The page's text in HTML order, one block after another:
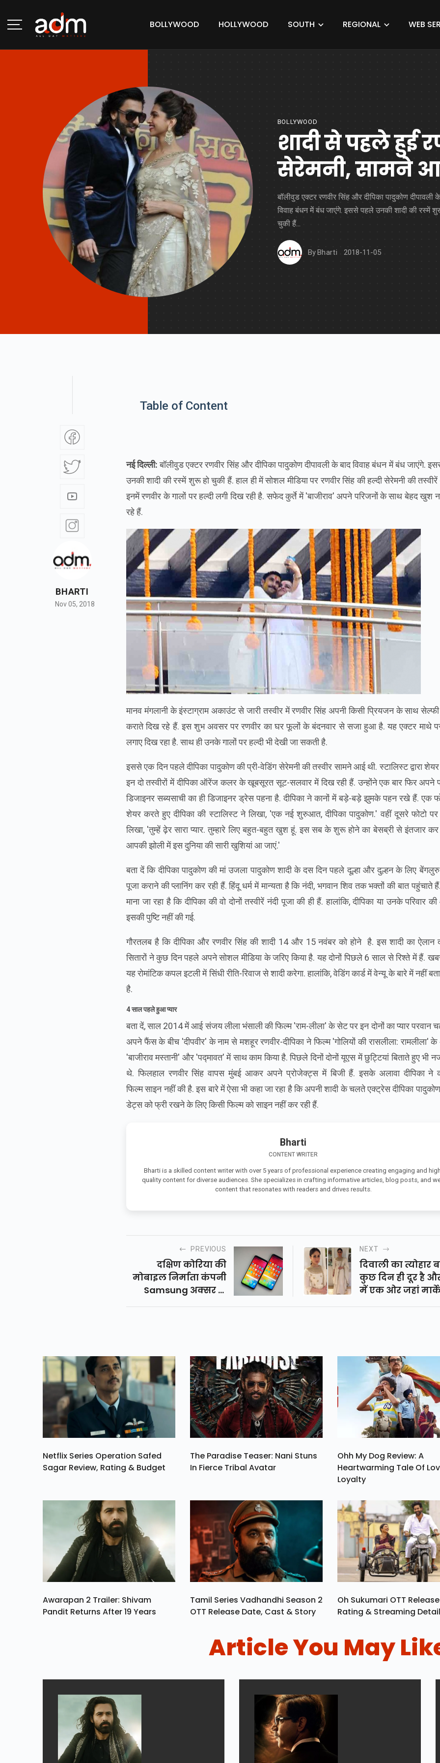
BOLLYWOOD HOLLYWOOD SOUTH REGIONAL WEB
BOLLYWOOD
शादी से पहले हुई
सेरेमनी, सामने
बॉलीवुड एक्टर रणवीर सिंह और दीपिका पादुकोण दीपावली
विवाह बंधन में बंध जाएंगे. इससे पहले उनकी शादी की रस्में
चुकी हैं...
ByBharti 2018-11-05
BHARTI
Nov 05, 2018
Table of Content
नई दिल्ली:बॉलीवुड एक्टर रणवीर सिंह और दीपिका पादुकोण दीपावली के बाद विवाह बंधन में बंध जाएंगे.
उनकी शादी की रस्में शुरू हो चुकी हैं. हाल ही में सोशल मीडिया पर रणवीर सिंह की हल्दी सेरेमनी की
इनमें रणवीर के गालों पर हल्दी लगी दिख रही है. सफेद कुर्ते में 'बाजीराव' अपने परिजनों के साथ बेहद
रहे हैं.
मानव मंगलानी के इंस्टाग्राम अकाउंट से जारी तस्वीर में रणवीर सिंह अपनी किसी प्रियजन के साथ
कराते दिख रहे हैं. इस शुभ अवसर पर रणवीर का घर फूलों के बंदनवार से सजा हुआ है. यह एक्टर माथे
लगाए दिख रहा है. साथ ही उनके गालों पर हल्दी भी देखी जा सकती है.
इससे एक दिन पहले दीपिका पादुकोण की प्री-वेडिंग सेरेमनी की तस्वीर सामने आई थी. स्‍टालिस्‍ट द्वारा
इन दो तस्‍वीरों में दीपिका ऑरेंज कलर के खूबसूरत सूट-सलवार में दिख रही हैं. उन्‍होंने एक बार फिर अपने
डिजाइनर सब्‍यसाची का ही डिजाइनर ड्रेस पहना है. दीपिका ने कानों में बड़े-बड़े झुमके पहन रखे हैं. एक
शेयर करते हुए दीपिका की स्‍टालिस्‍ट ने लिखा, 'एक नई शुरुआत, दीपिका पादुकोण.' वहीं दूसरे फोटो पर
लिखा, 'तुम्‍हें ढ़ेर सारा प्‍यार. तुम्‍हारे लिए बहुत-बहुत खुश हूं. इस सब के शुरू होने का बेसब्री से इंतजार कर
आपकी झोली में इस दुनिया की सारी खुशियां आ जाएं.'
बता दें कि दीपिका पादुकोण की मां उजला पादुकोण शादी के दस दिन पहले दूल्हा और दुल्हन के लिए
पूजा कराने की प्लानिंग कर रही हैं. हिंदू धर्म में मान्यता है कि नंदी, भगवान शिव तक भक्तों की बात पहुंचाते
माना जा रहा है कि दीपिका की वो दोनों तस्वीरें नंदी पूजा की ही हैं. हालांकि, दीपिका या उनके परिवार
इसकी पुष्टि नहीं की गई.
गौरतलब है कि दीपिका और रणवीर सिंह की शादी 14 और 15 नवंबर को होने है. इस शादी का ऐलान
सितारों ने कुछ दिन पहले अपने सोशल मीडिया के जरिए किया है. यह दोनों पिछले 6 साल से रिश्‍ते में हैं.
यह रोमांटिक कपल इटली में सिंधी रीति-रिवाज से शादी करेगा. हालांकि, वेडिंग कार्ड में वेन्यू के बारे में नहीं
है.
4 साल पहले हुआ प्यार
बता दें, साल 2014 में आई संजय लीला भंसाली की फिल्‍म 'राम-लीला' के सेट पर इन दोनों का प्‍यार परवान
अपने फैंस के बीच 'दीपवीर' के नाम से मशहूर रणवीर-दीपिका ने फिल्‍म 'गोलियों की रासलीला: रामलीला' के
'बाजीराव मस्तानी' और 'पद्मावत' में साथ काम किया है. पिछले दिनों दोनों यूएस में छुट्ट‍ियां बिताते हुए भी
थे. फिलहाल रणवीर सिंह वापस मुंबई आकर अपने प्रोजेक्‍ट्स में बिजी हैं. इसके अलावा दीपिका ने
फिल्म साइन नहीं की है. इस बारे में ऐसा भी कहा जा रहा है कि अपनी शादी के चलते एक्ट्रेस दीपिका
डेट्स को फ्री रखने के लिए किसी फिल्म को साइन नहीं कर रही हैं.
Bharti
CONTENT WRITER
Bharti is a skilled content writer with over 5 years of professional experience creating engaging and
quality content for diverse audiences. She specializes in crafting informative articles, blog posts, and
content that resonates with readers and drives results.
PREVIOUS
दक्षिण कोरिया की
मोबाइल निर्माता कंपनी
Samsung अक्सर ही
NEXT
दिवाली का त्योहार
कुछ दिन ही दूर है
में एक ओर जहां
Netflix Series Operation Safed
Sagar Review, Rating & Budget
The Paradise Teaser: Nani Stuns
In Fierce Tribal Avatar
Ohh My Dog Review: A
Heartwarming Tale Of
Loyalty
Awarapan 2 Trailer: Shivam
Pandit Returns After 19 Years
Tamil Series Vadhandhi Season 2
OTT Release Date, Cast & Story
Oh Sukumari OTT
Rating & Streaming
Article You May